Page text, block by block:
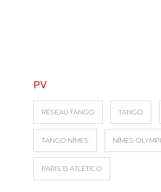
PV
RÉSEAU TANGO TANGO
TANGO NÎMES NÎMES
PARIS 13 ATLÉTICO